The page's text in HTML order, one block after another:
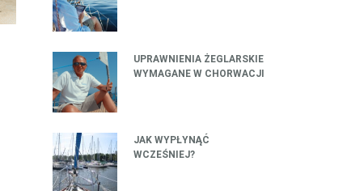
UPRAWNIENIA ŻEGLARSKIE
WYMAGANE W CHORWACJI
JAK WYPŁYNĄĆ
WCZEŚNIEJ?